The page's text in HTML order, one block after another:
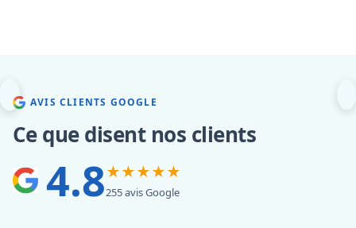
AVIS CLIENTS GOOGLE
Ce que disent nos clients
4.8★★★★★
255 avis Google